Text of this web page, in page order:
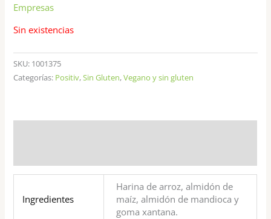
Empresas
Sin existencias
SKU: 1001375
Categorías: Positiv,Sin Gluten,Vegano y sin gluten
Ingredientes
Harina de arroz, almidón de
maíz, almidón de mandioca y
goma xantana.